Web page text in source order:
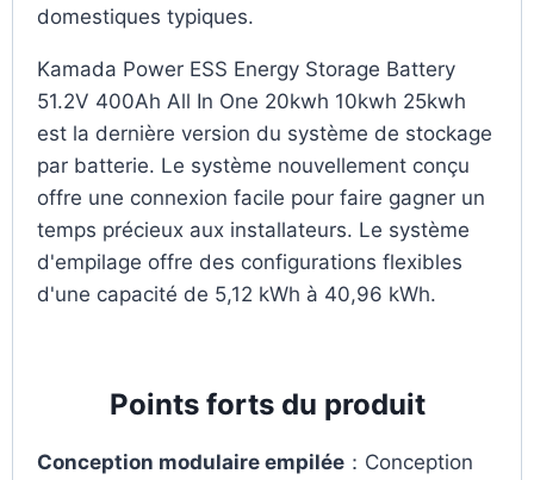
domestiques typiques.
Kamada Power ESS Energy Storage Battery
51.2V 400Ah All In One 20kwh 10kwh 25kwh
est la dernière version du système de stockage
par batterie. Le système nouvellement conçu
offre une connexion facile pour faire gagner un
temps précieux aux installateurs. Le système
d'empilage offre des configurations flexibles
d'une capacité de 5,12 kWh à 40,96 kWh.
Points forts du produit
Conception modulaire empilée ：Conception